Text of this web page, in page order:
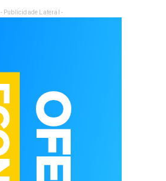
- Publicidade Lateral -